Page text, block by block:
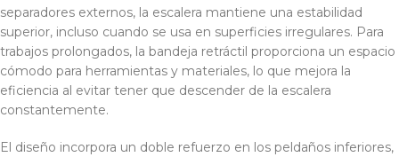
separadores externos, la escalera mantiene una estabilidad
superior, incluso cuando se usa en superficies irregulares. Para
trabajos prolongados, la bandeja retráctil proporciona un espacio
cómodo para herramientas y materiales, lo que mejora la
eficiencia al evitar tener que descender de la escalera
constantemente.
El diseño incorpora un doble refuerzo en los peldaños inferiores,